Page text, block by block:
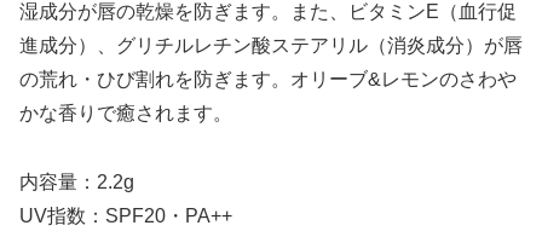
湿成分が唇の乾燥を防ぎます。また、ビタミンE（血行促
進成分）、グリチルレチン酸ステアリル（消炎成分）が唇
の荒れ・ひび割れを防ぎます。オリーブ&レモンのさわや
かな香りで癒されます。
内容量：2.2g
UV指数：SPF20・PA++